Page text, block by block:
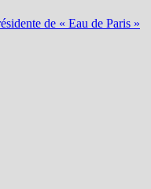
de « Eau de Paris »